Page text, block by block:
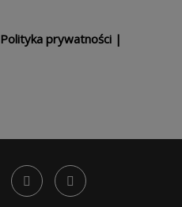
Polityka prywatności |